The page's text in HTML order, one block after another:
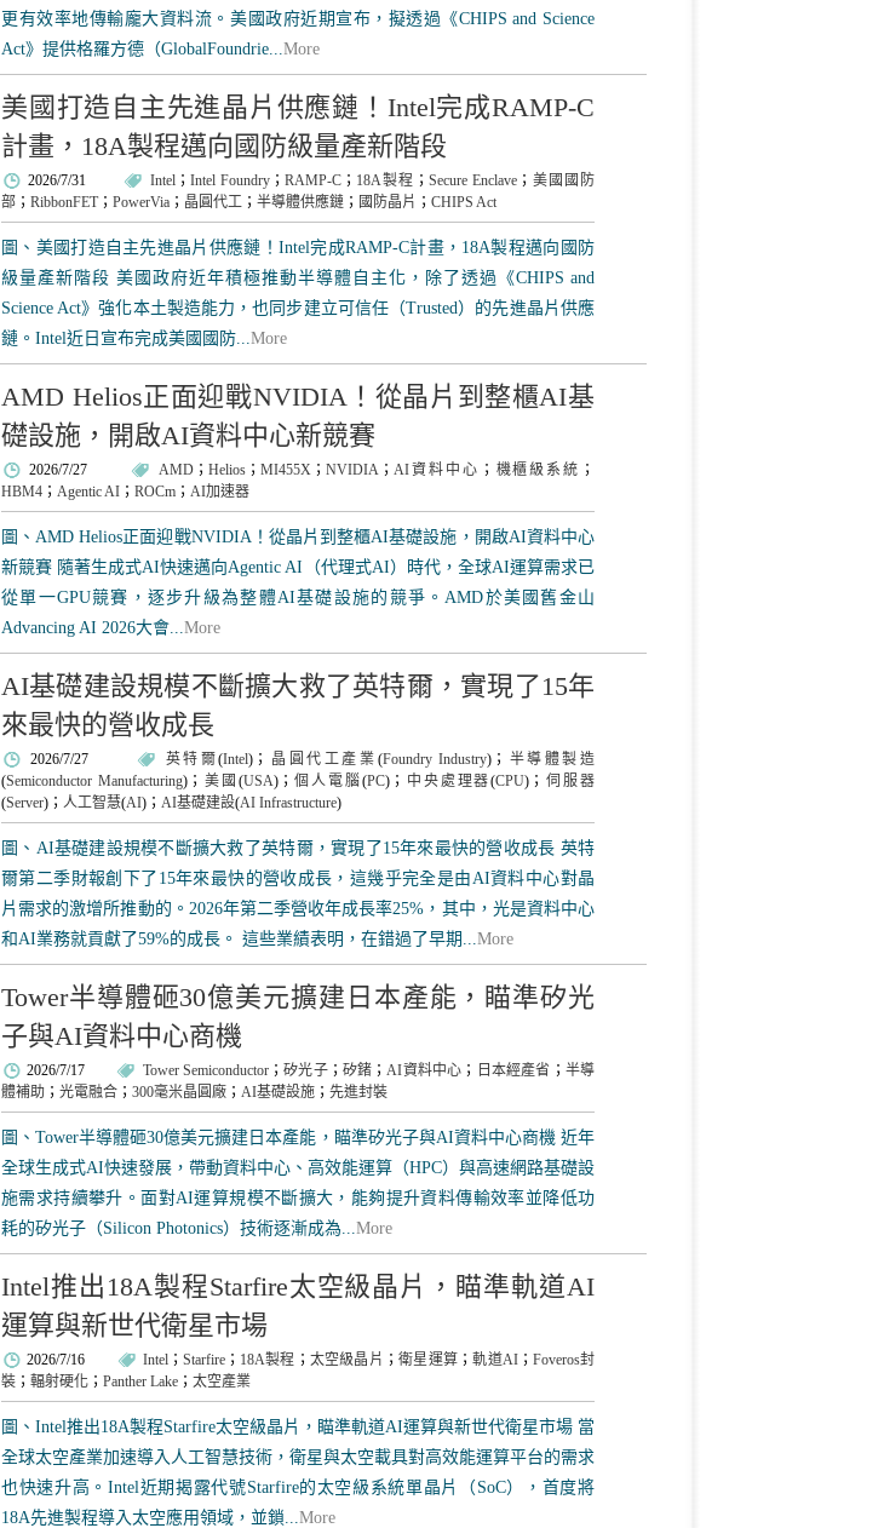
更有效率地傳輸龐大資料流。美國政府近期宣布，擬透過《CHIPS and Science
Act》提供格羅方德（GlobalFoundrie...More
美國打造自主先進晶片供應鏈！Intel完成RAMP-C
計畫，18A製程邁向國防級量產新階段
2026/7/31 Intel ； Intel Foundry ； RAMP-C ； 18A製程 ； Secure Enclave ； 美國國防
部 ； RibbonFET； PowerVia ； 晶圓代工 ； 半導體供應鏈 ； 國防晶片 ； CHIPS Act
圖、美國打造自主先進晶片供應鏈！Intel完成RAMP-C計畫，18A製程邁向國防
級量產新階段 美國政府近年積極推動半導體自主化，除了透過《CHIPS and
Science Act》強化本土製造能力，也同步建立可信任（Trusted）的先進晶片供應
鏈。Intel近日宣布完成美國國防...More
AMD Helios正面迎戰NVIDIA！從晶片到整櫃AI基
礎設施，開啟AI資料中心新競賽
2026/7/27 AMD ；Helios ；MI455X ；NVIDIA ；AI資料中心 ； 機櫃級系統 ；
HBM4 ； Agentic AI ； ROCm ； AI加速器
圖、AMD Helios正面迎戰NVIDIA！從晶片到整櫃AI基礎設施，開啟AI資料中心
新競賽 隨著生成式AI快速邁向Agentic AI（代理式AI）時代，全球AI運算需求已
從單一GPU競賽，逐步升級為整體AI基礎設施的競爭。AMD於美國舊金山
Advancing AI 2026大會...More
AI基礎建設規模不斷擴大救了英特爾，實現了15年
來最快的營收成長
2026/7/27 英特爾(Intel)； 晶圓代工產業 (Foundry Industry)； 半導體製造
(Semiconductor Manufacturing)； 美國 (USA)； 個人電腦(PC)； 中央處理器(CPU)； 伺服器
(Server)； 人工智慧(AI)； AI基礎建設(AI Infrastructure)
圖、AI基礎建設規模不斷擴大救了英特爾，實現了15年來最快的營收成長 英特
爾第二季財報創下了15年來最快的營收成長，這幾乎完全是由AI資料中心對晶
片需求的激增所推動的。2026年第二季營收年成長率25%，其中，光是資料中心
和AI業務就貢獻了59%的成長。 這些業績表明，在錯過了早期...More
Tower半導體砸30億美元擴建日本產能，瞄準矽光
子與AI資料中心商機
2026/7/17 Tower Semiconductor； 矽光子； 矽鍺 ；AI資料中心 ； 日本經產省 ； 半導
體補助 ； 光電融合 ； 300毫米晶圓廠 ； AI基礎設施 ； 先進封裝
圖、Tower半導體砸30億美元擴建日本產能，瞄準矽光子與AI資料中心商機 近年
全球生成式AI快速發展，帶動資料中心、高效能運算（HPC）與高速網路基礎設
施需求持續攀升。面對AI運算規模不斷擴大，能夠提升資料傳輸效率並降低功
耗的矽光子（Silicon Photonics）技術逐漸成為...More
Intel推出18A製程Starfire太空級晶片，瞄準軌道AI
運算與新世代衛星市場
2026/7/16 Intel； Starfire； 18A製程 ； 太空級晶片 ； 衛星運算 ；軌道AI； Foveros封
裝 ； 輻射硬化 ； Panther Lake ； 太空產業
圖、Intel推出18A製程Starfire太空級晶片，瞄準軌道AI運算與新世代衛星市場 當
全球太空產業加速導入人工智慧技術，衛星與太空載具對高效能運算平台的需求
也快速升高。Intel近期揭露代號Starfire的太空級系統單晶片（SoC），首度將
18A先進製程導入太空應用領域，並鎖...More